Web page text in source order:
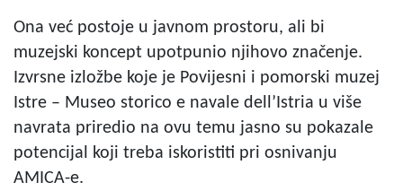
Ona već postoje u javnom prostoru, ali bi
muzejski koncept upotpunio njihovo značenje.
Izvrsne izložbe koje je Povijesni i pomorski muzej
Istre – Museo storico e navale dell’Istria u više
navrata priredio na ovu temu jasno su pokazale
potencijal koji treba iskoristiti pri osnivanju
AMICA-e.